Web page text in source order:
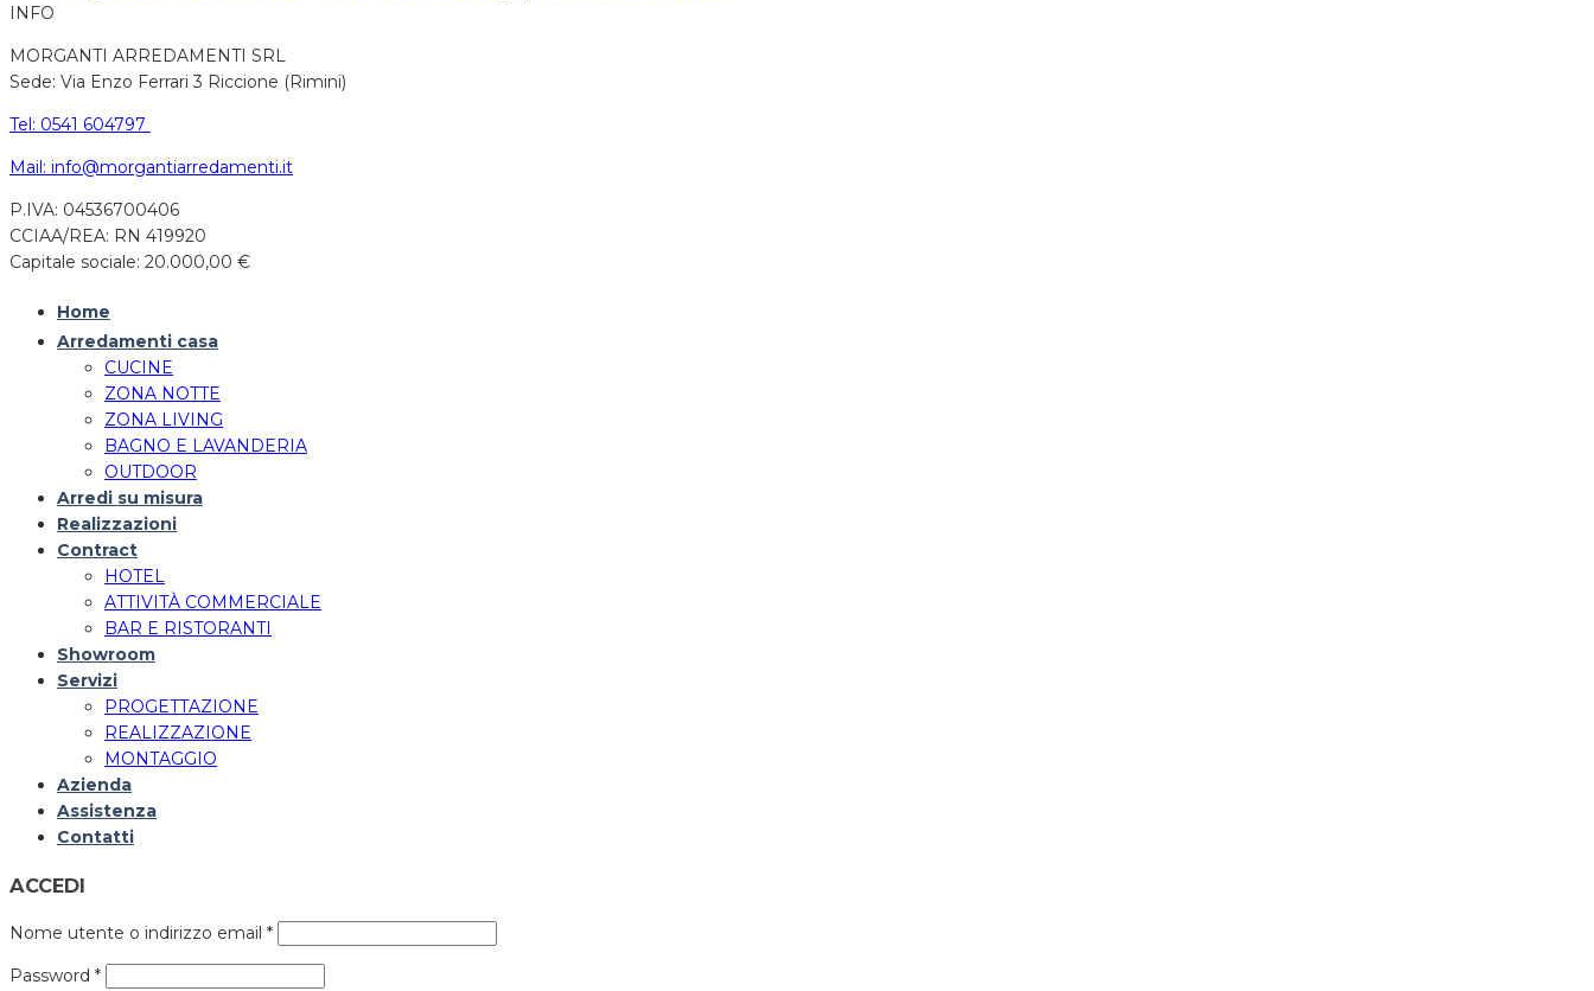
INFO
MORGANTI ARREDAMENTI SRL
Sede: Via Enzo Ferrari 3 Riccione (Rimini)
Tel: 0541 604797
Mail: info@morgantiarredamenti.it
P.IVA: 04536700406
CCIAA/REA: RN 419920
Capitale sociale: 20.000,00 €
Home
Arredamenti casa
CUCINE
ZONA NOTTE
ZONA LIVING
BAGNO E LAVANDERIA
OUTDOOR
Arredi su misura
Realizzazioni
Contract
HOTEL
ATTIVITÀ COMMERCIALE
BAR E RISTORANTI
Showroom
Servizi
PROGETTAZIONE
REALIZZAZIONE
MONTAGGIO
Azienda
Assistenza
Contatti
ACCEDI
Nome utente o indirizzo email *
Password *